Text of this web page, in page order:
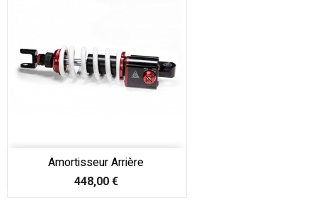
Amortisseur Arrière
Prix
448,00 €